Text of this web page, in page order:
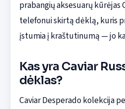
prabangių aksesuarų kūrėjas
telefonui skirtą dėklą, kuris
įstumia į kraštutinumą — jo
Kas yra Caviar
dėklas?
Caviar Desperado kolekcija